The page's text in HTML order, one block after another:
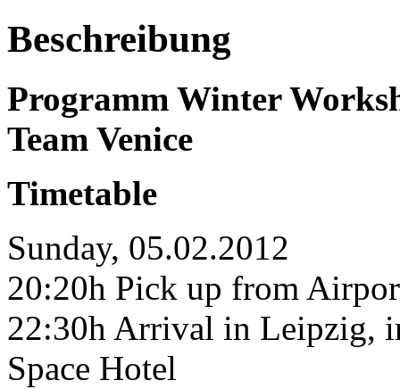
Beschreibung
Programm Winter
Team Venice
Timetable
Sunday, 05.02.2012
20:20h Pick up from
22:30h Arrival in Leipzig,
Space Hotel